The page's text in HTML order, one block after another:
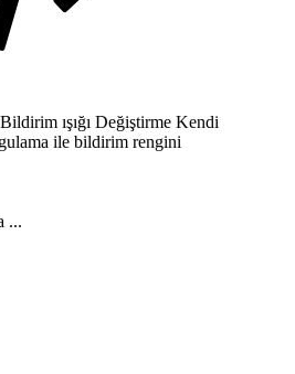
ışığı Değiştirme Kendi
ile bildirim rengini
...